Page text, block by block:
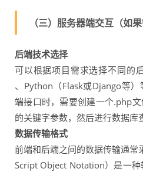
（三）服务器端交互（如果
后端技术选择
可以根据项目需求选择不同的
、Python（Flask或Django等
端接口时，需要创建一个.php
的关键字参数，然后进行数据库
数据传输格式
前端和后端之间的数据传输通常
Script Object Notation）是一